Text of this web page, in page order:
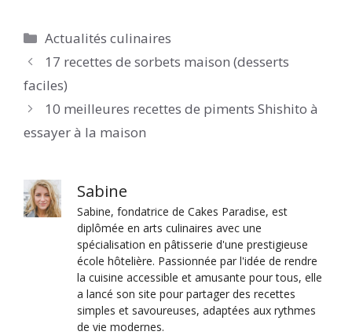
Catégories
Actualités culinaires
17 recettes de sorbets maison (desserts
faciles)
10 meilleures recettes de piments Shishito à
essayer à la maison
Sabine
Sabine, fondatrice de Cakes Paradise, est
diplômée en arts culinaires avec une
spécialisation en pâtisserie d'une prestigieuse
école hôtelière. Passionnée par l'idée de rendre
la cuisine accessible et amusante pour tous, elle
a lancé son site pour partager des recettes
simples et savoureuses, adaptées aux rythmes
de vie modernes.